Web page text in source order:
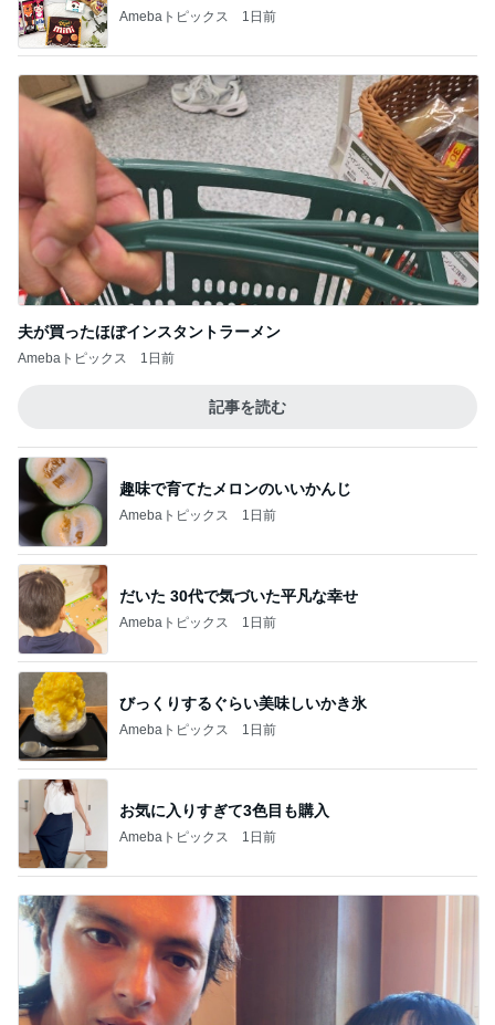
Amebaトピックス 1日前
夫が買ったほぼインスタントラーメン
Amebaトピックス 1日前
記事を読む
趣味で育てたメロンのいいかんじ
Amebaトピックス 1日前
だいた 30代で気づいた平凡な幸せ
Amebaトピックス 1日前
びっくりするぐらい美味しいかき氷
Amebaトピックス 1日前
お気に入りすぎて3色目も購入
Amebaトピックス 1日前